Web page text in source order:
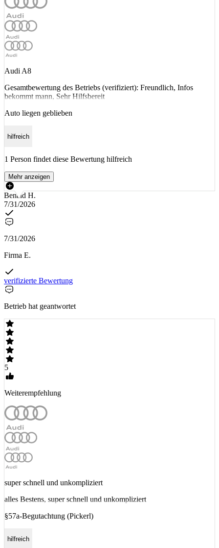
Audi A8
Gesamtbewertung des Betriebs (verifiziert): Freundlich, Infos
bekommt mann, Sehr Hilfsbereit
Auto liegen geblieben
hilfreich
1 Person findet diese Bewertung hilfreich
Mehr anzeigen
Benaid H.
7/31/2026
7/31/2026
Firma E.
verifizierte Bewertung
Betrieb hat geantwortet
5
Weiterempfehlung
super schnell und unkompliziert
alles Bestens, super schnell und unkompliziert
§57a-Begutachtung (Pickerl)
hilfreich